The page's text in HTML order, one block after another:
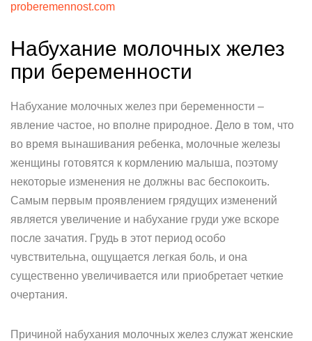
proberemennost.com
Набухание молочных желез
при беременности
Набухание молочных желез при беременности –
явление частое, но вполне природное. Дело в том, что
во время вынашивания ребенка, молочные железы
женщины готовятся к кормлению малыша, поэтому
некоторые изменения не должны вас беспокоить.
Самым первым проявлением грядущих изменений
является увеличение и набухание груди уже вскоре
после зачатия. Грудь в этот период особо
чувствительна, ощущается легкая боль, и она
существенно увеличивается или приобретает четкие
очертания.
Причиной набухания молочных желез служат женские